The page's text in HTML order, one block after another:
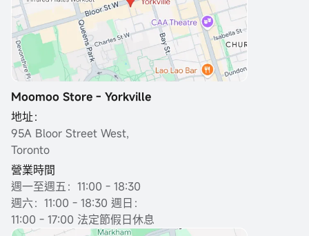
Moomoo Store - Yorkville
地址：
95A Bloor Street West,
Toronto
營業時間
週一至週五：11:00 - 18:30
週六：11:00 - 18:30 週日：
11:00 - 17:00 法定節假日休息